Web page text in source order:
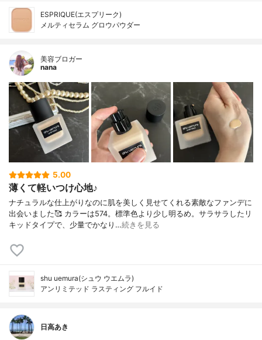
ESPRIQUE(エスプリーク)
メルティセラム グロウパウダー
美容ブロガー
nana
5.00
薄くて軽いつけ心地♪
ナチュラルな仕上がりなのに肌を美しく見せてくれる素敵なファンデに
出会いました🥰 カラーは574。標準色より少し明るめ。サラサラしたリ
キッドタイプで、少量でかなり…続きを見る
shu uemura(シュウ ウエムラ)
アンリミテッド ラスティング フルイド
日高あき